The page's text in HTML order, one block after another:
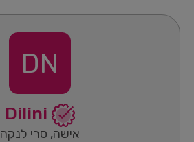
DN
אישה, סרי לנקה